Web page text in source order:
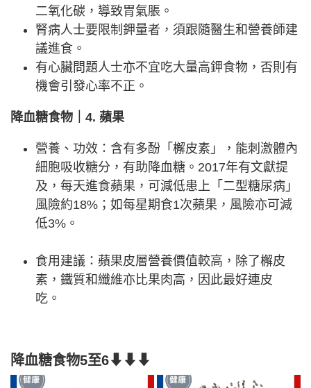
二氧化碳，導致胃氣脹。
腎病人士要限制鉀量者，須跟隨醫生和營養師建
議進食。
有心臟問題人士亦不宜吃大量高鉀食物，否則有
機會引發心率不正。
降血糖食物｜4. 蘋果
營養、功效：含有多酚「檞皮素」，能刺激體內
細胞吸收糖分，有助降血糖。2017年有文獻提
及，每天進食蘋果，可減低患上「二型糖尿病」
風險約18%；如每星期食1次蘋果，風險亦可減
低3%。
食用建議：蘋果皮層營養價值較高，除了檞皮
素，鐵質和纖維亦比果肉高，因此最好連皮
吃。
降血糖食物5至6⬇⬇⬇